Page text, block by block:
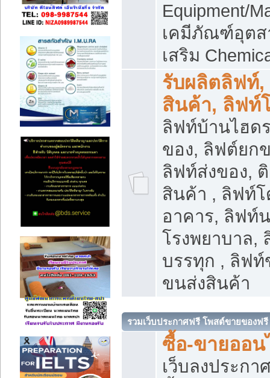
Equipment/
เคมีภัณฑ์อุตส
เสริม
รับผลิตลิฟท์
สินค้า, ลิฟท์
ลิฟท์บ้านไฮด
ของ, ลิฟต์ยก
ลิฟท์ส่งของ,
สินค้า , ลิฟท์
อาคาร, ลิฟท์
โรงพยาบาล,
บรรทุก , ลิฟ
ขนส่งสินค้า
รวมเว็บประกาศฟรี โพสต์ขายของฟรี
ซื้อ-ขายออน
เว็บลงประก